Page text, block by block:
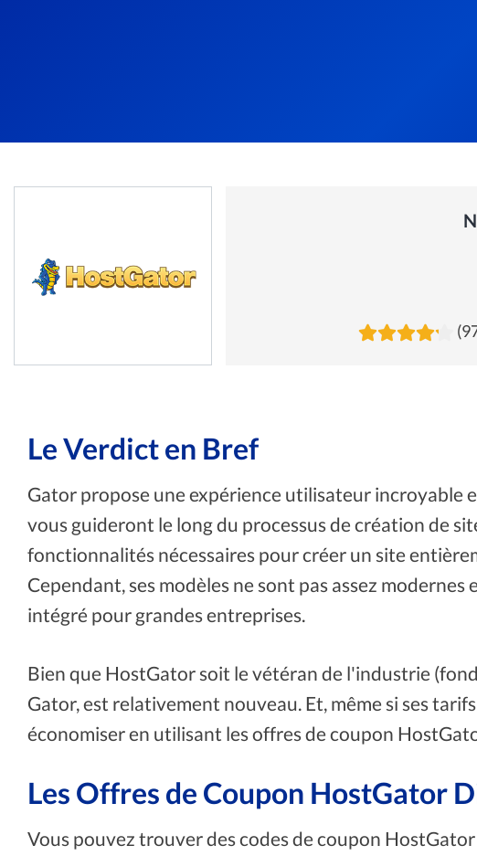
Le Verdict en Bref
Gator propose une expérience utilisateur incroyable
vous guideront le long du processus de création de
fonctionnalités nécessaires pour créer un site
Cependant, ses modèles ne sont pas assez
intégré pour grandes entreprises.
Bien que HostGator soit le vétéran de l'industrie
Gator, est relativement nouveau. Et, même si ses
économiser en utilisant les offres de coupon
Les Offres de Coupon HostGator
Vous pouvez trouver des codes de coupon